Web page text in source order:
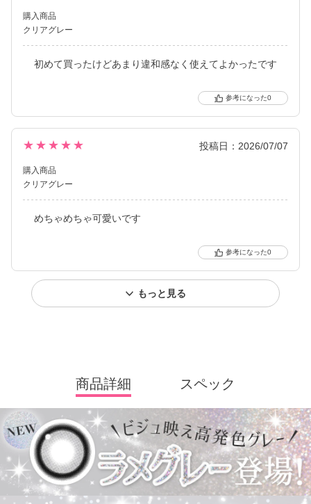
2025年にはラメ入りカラコンが登場＆水光カラーは軸固定の回ら
ない水光カラコンに進化し、
ンズにリニューアル！
トキャンディーマジック トーリック）も新登場しました。
常に最旬の「盛れる」と「お客様のニーズ」をキャッチし、進化
し続けるブランドです。
購入商品
クリアグレー
初めて買ったけどあまり違和感なく使えてよかったです
0
★★★★★ 投稿日：2026/07/07
購入商品
クリアグレー
めちゃめちゃ可愛いです
0
もっと見る
商品詳細 スペック